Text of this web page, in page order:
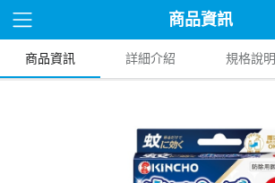
商品資訊
商品資訊 詳細介紹 規格說明